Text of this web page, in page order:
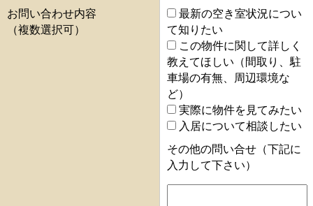
お問い合わせ内容
（複数選択可）
最新の空き室状況につい
て知りたい
この物件に関して詳しく
教えてほしい（間取り、駐
車場の有無、周辺環境な
ど）
実際に物件を見てみたい
入居について相談したい
その他の問い合せ（下記に
入力して下さい）